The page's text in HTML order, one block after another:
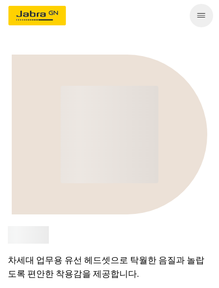
차세대 업무용 유선 헤드셋으로 탁월한 음질과 놀랍
도록 편안한 착용감을 제공합니다.